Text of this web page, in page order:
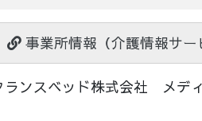
事業所情報（介護情報サー
ランスベッド株式会社 メデ